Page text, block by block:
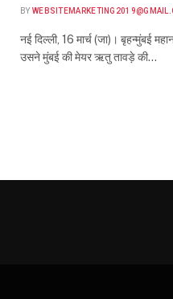
BY
नई दिल्ली, 16 मार्च (जा)। बृहन्मुंबई
उसने मुंबई की मेयर ऋतु तावड़े की…